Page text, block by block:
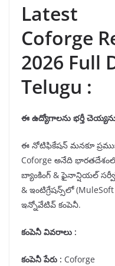
Latest
Coforge
2026 Full
Telugu :
ఈ ఉద్యోగాలను భర్తీ
ఈ నోటిఫికేషన్ మనకూ
Coforge అనేది
బ్యాంకింగ్ & ఫైనాన్షియల్
& ఇంటిగ్రేషన్స్‌లో
ఇన్నోవేటివ్ కంపెనీ.
కంపెనీ వివరాలు :
కంపెనీ పేరు : Coforge